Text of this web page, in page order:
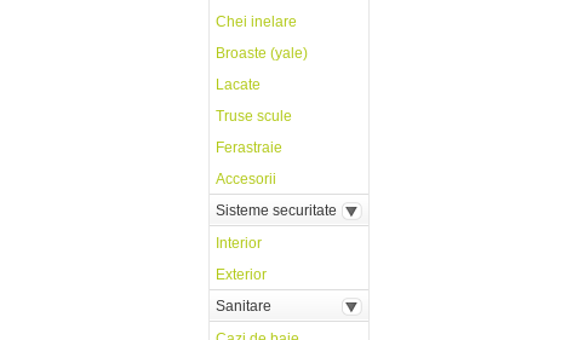
Chei inelare
Broaste (yale)
Lacate
Truse scule
Ferastraie
Accesorii
Sisteme securitate
Interior
Exterior
Sanitare